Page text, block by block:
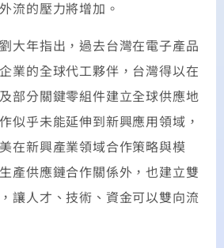
流的壓力將增加。
年指出，過去台灣在電子產品
業的全球代工夥伴，台灣得以在
部分關鍵零組件建立全球供應地
似乎未能延伸到新興應用領域，
在新興產業領域合作策略與模
產供應鏈合作關係外，也建立雙
讓人才、技術、資金可以雙向流